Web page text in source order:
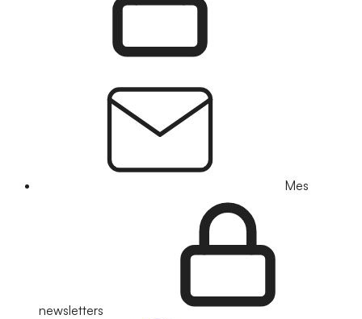
Mes
newsletters